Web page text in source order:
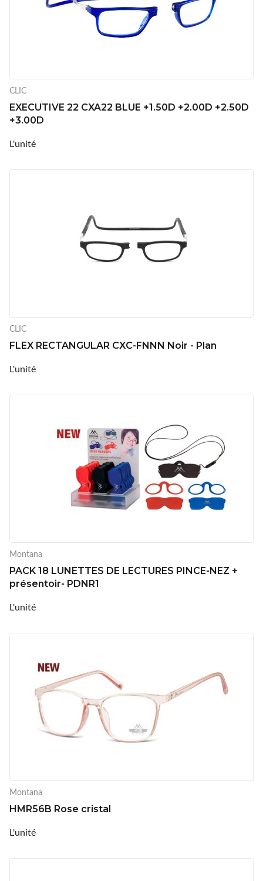
CLIC
EXECUTIVE 22 CXA22 BLUE +1.50D +2.00D +2.50D
+3.00D
L'unité
CLIC
FLEX RECTANGULAR CXC-FNNN Noir - Plan
L'unité
Montana
PACK 18 LUNETTES DE LECTURES PINCE-NEZ +
présentoir- PDNR1
L'unité
Montana
HMR56B Rose cristal
L'unité